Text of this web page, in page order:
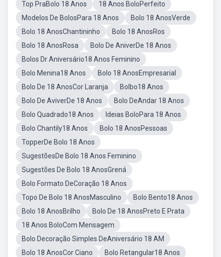
Top PraBolo 18 Anos
18 Anos BoloPerfeito
Modelos De BolosPara 18 Anos
Bolo 18 AnosVerde
Bolo 18 AnosChantininho
Bolo 18 AnosRos
Bolo 18 AnosRosa
Bolo De AniverDe 18 Anos
Bolos Dr Aniversário18 Anos Feminino
Bolo Menina18 Anos
Bolo 18 AnosEmpresarial
Bolo De 18 AnosCor Laranja
Bolbo18 Anos
Bolo De AviverDe 18 Anos
Bolo DeAndar 18 Anos
Bolo Quadrado18 Anos
Ideias BoloPara 18 Anos
Bolo Chantily18 Anos
Bolo 18 AnosPessoas
TopperDe Bolo 18 Anos
SugestõesDe Bolo 18 Anos Feminino
Sugestões De Bolo 18 AnosGrená
Bolo Formato DeCoração 18 Anos
Topo De Bolo 18 AnosMasculino
Bolo Bento18 Anos
Bolo 18 AnosBrilho
Bolo De 18 AnosPreto E Prata
18 Anos BoloCom Mensagem
Bolo Decoração Simples DeAniversário 18 AM
Bolo 18 AnosCor Ciano
Bolo Retangular18 Anos